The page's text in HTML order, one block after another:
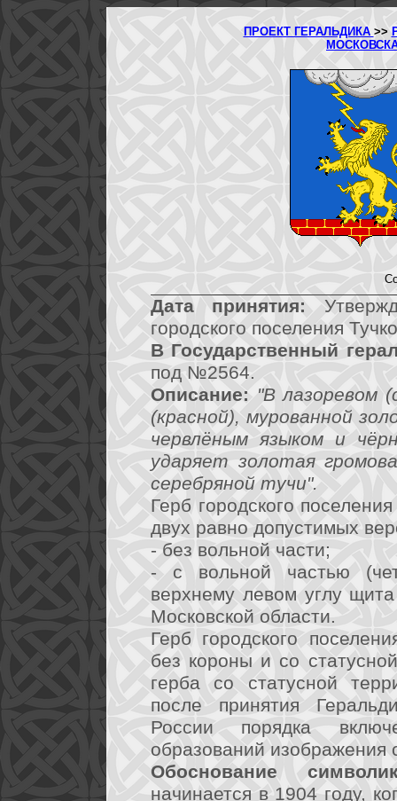
ПРОЕКТ ГЕРАЛЬДИКА >>
Дата принятия:
городского поселения
В Государственный
под №2564.
Описание: "В лазоревом
(красной), мурованной
червлёным языком и
ударяет золотая
серебряной тучи".
Герб городского
двух равно допустимых
- без вольной части;
- с вольной частью
верхнему левом углу
Московской области.
Герб городского
без короны и со
герба со статусной
после принятия
России порядка
образований изображения
Обоснование
начинается в 1904 году,